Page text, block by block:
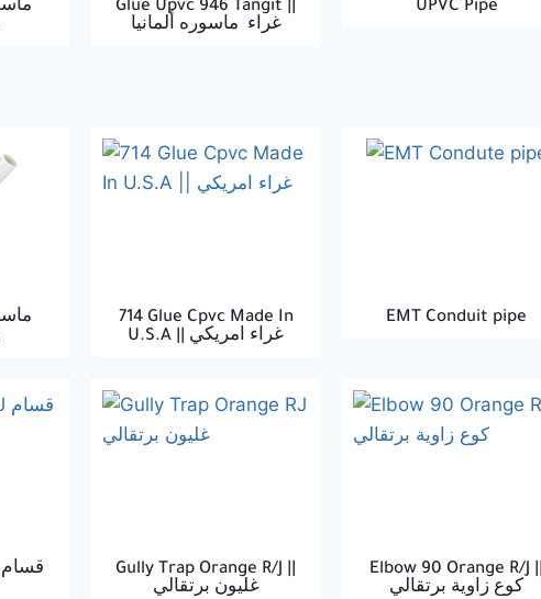
Glue Upvc 946 Tangit ||
غراء ماسوره ألمانيا
UPVC Pipe
714 Glue Cpvc Made In
U.S.A || غراء امريكي
EMT Conduit pipe
Gully Trap Orange R/J ||
غليون برتقالي
Elbow 90 Orange R/J ||
كوع زاوية برتقالي